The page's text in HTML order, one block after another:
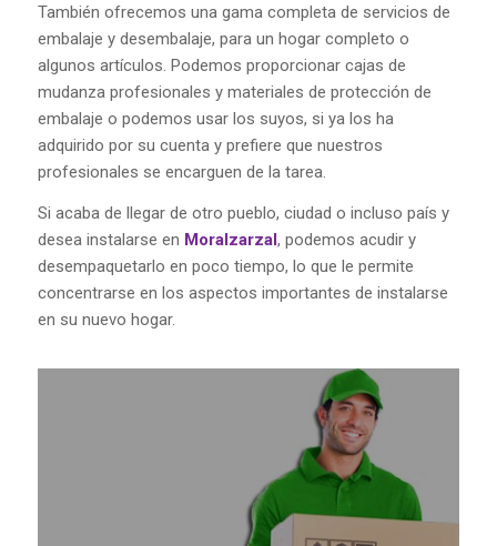
También ofrecemos una gama completa de servicios de
embalaje y desembalaje, para un hogar completo o
algunos artículos. Podemos proporcionar cajas de
mudanza profesionales y materiales de protección de
embalaje o podemos usar los suyos, si ya los ha
adquirido por su cuenta y prefiere que nuestros
profesionales se encarguen de la tarea.
Si acaba de llegar de otro pueblo, ciudad o incluso país y
desea instalarse en Moralzarzal, podemos acudir y
desempaquetarlo en poco tiempo, lo que le permite
concentrarse en los aspectos importantes de instalarse
en su nuevo hogar.